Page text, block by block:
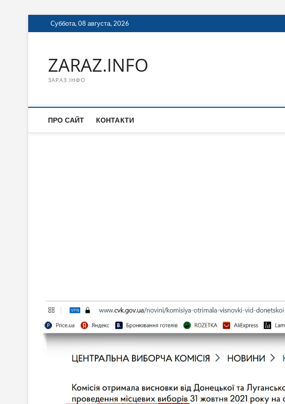
Перейти
к
Суббота, 08 августа, 2026
ZARAZ.INFO
ЗАРАЗ.ІНФО
ПРО САЙТ КОНТАКТИ